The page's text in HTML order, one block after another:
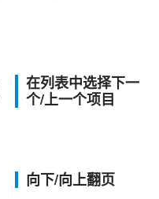
在列表中选择下一
个/上一个项目
向下/向上翻页